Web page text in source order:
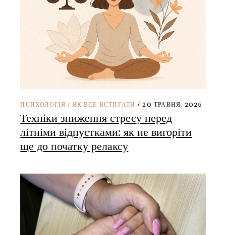
ПСИХОЛОГІЯ /ЯК ВСЕ ВСТИГАТИ 20 ТРАВНЯ, 2025
Техніки зниження стресу перед
літніми відпустками: як не вигоріти
ще до початку релаксу